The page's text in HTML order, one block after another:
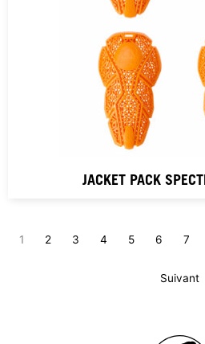
JACKET PACK
1 2 3 4 5 6 7
Suivant